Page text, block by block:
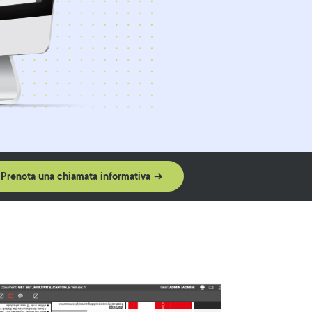
Prenota una chiamata informativa